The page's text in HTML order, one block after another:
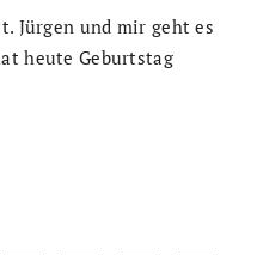
Jürgen und mir geht es
heute Geburtstag